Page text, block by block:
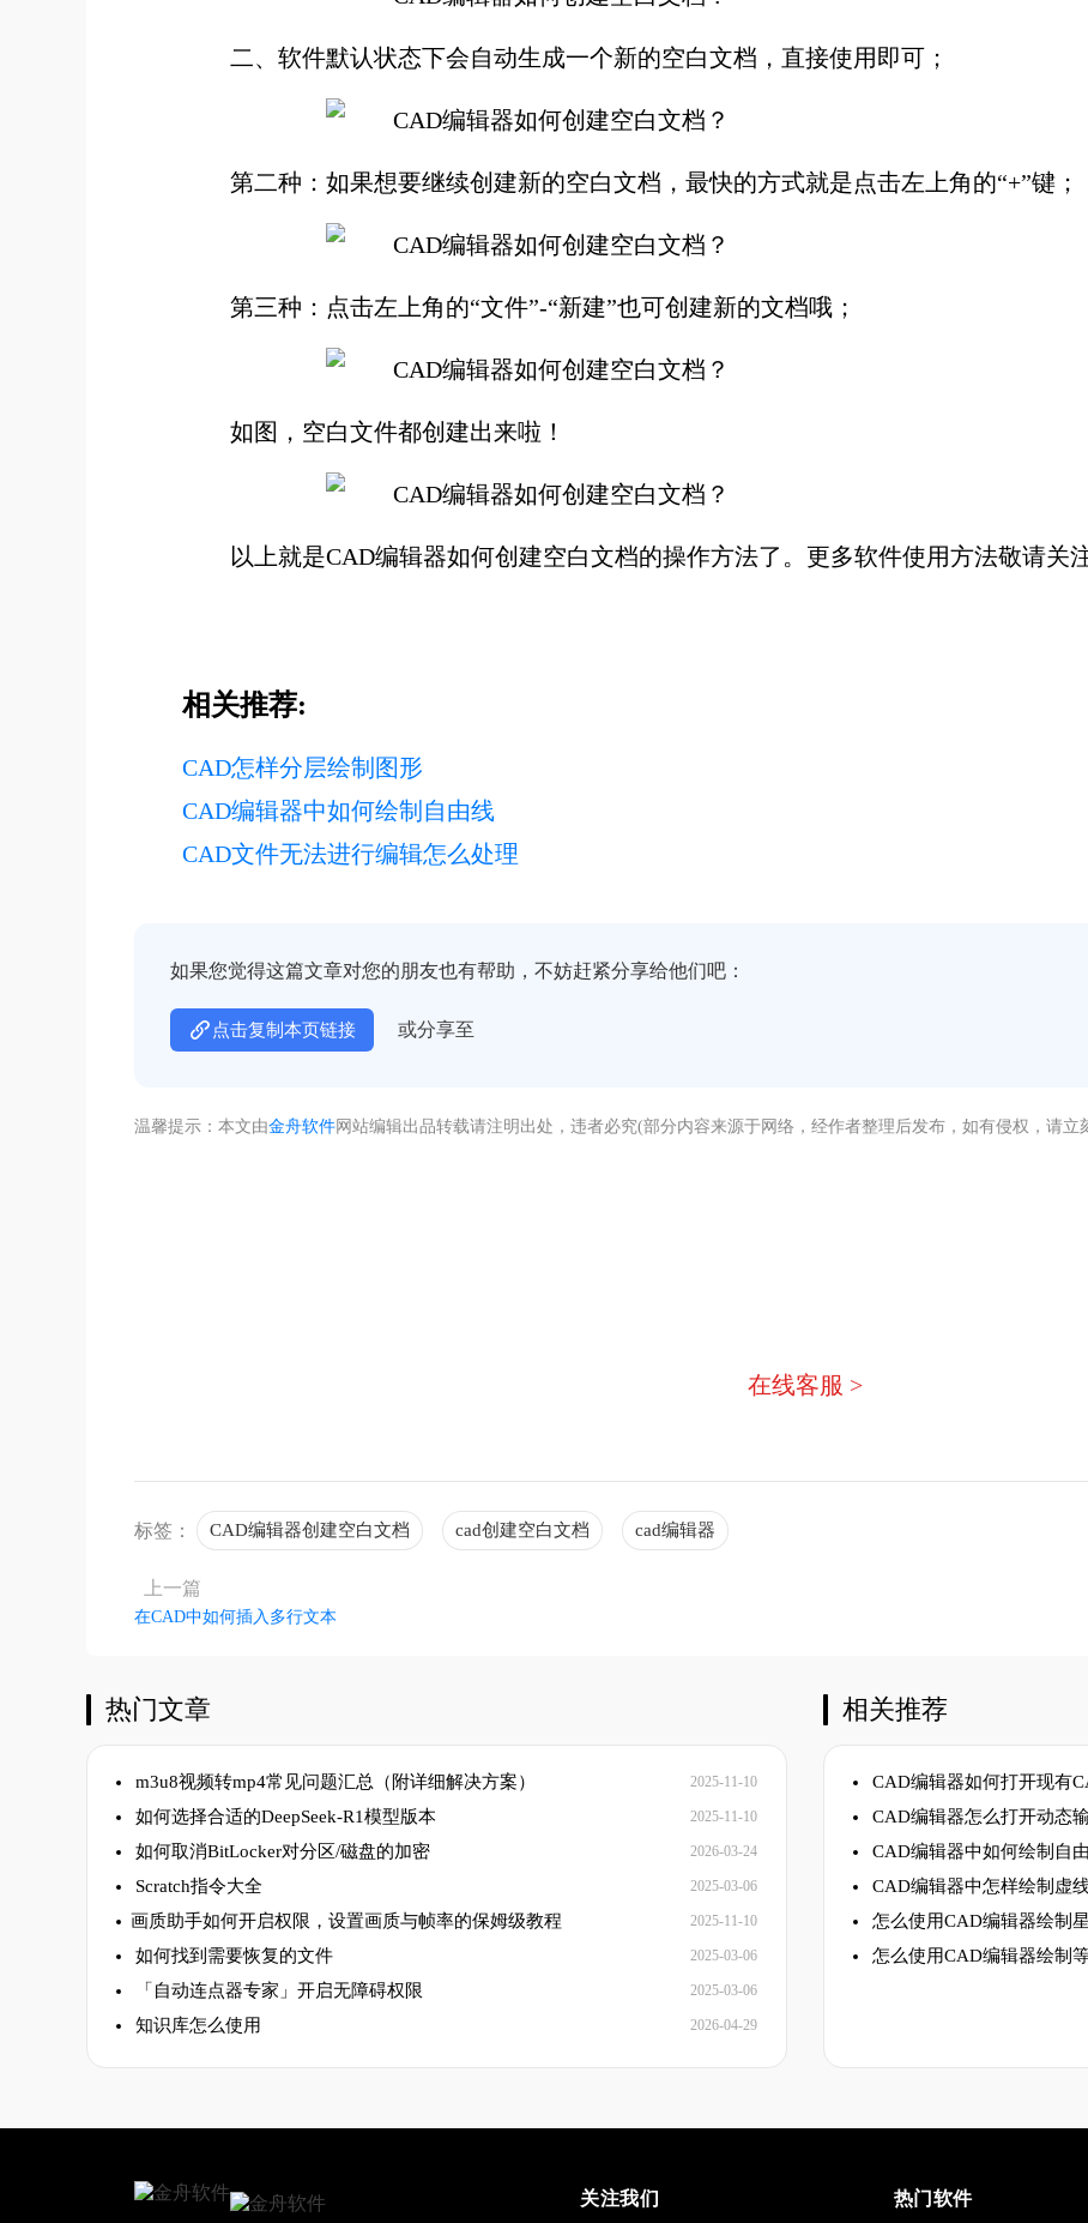
二、软件默认状态下会自动生成一个新的空白文档，直接使用即可；
第二种：如果想要继续创建新的空白文档，最快的方式就是点击左上角的“+”键；
第三种：点击左上角的“文件”-“新建”也可创建新的文档哦；
如图，空白文件都创建出来啦！
以上就是CAD编辑器如何创建空白文档的操作方法了。更多软件使用方法敬请关
相关推荐:
CAD怎样分层绘制图形
CAD编辑器中如何绘制自由线
CAD文件无法进行编辑怎么处理
如果您觉得这篇文章对您的朋友也有帮助，不妨赶紧分享给他们吧：
点击复制本页链接 或分享至
温馨提示：本文由金舟软件网站编辑出品转载请注明出处，违者必究(部分内容来源于网络，经作者整理后发布，如有侵权，请立
在线客服 >
标签： CAD编辑器创建空白文档 cad创建空白文档 cad编辑器
上一篇
在CAD中如何插入多行文本
热门文章
m3u8视频转mp4常见问题汇总（附详细解决方案） 2025-11-10
如何选择合适的DeepSeek-R1模型版本 2025-11-10
如何取消BitLocker对分区/磁盘的加密 2026-03-24
Scratch指令大全 2025-03-06
​画质助手如何开启权限，设置画质与帧率的保姆级教程 2025-11-10
如何找到需要恢复的文件 2025-03-06
「自动连点器专家」开启无障碍权限 2025-03-06
知识库怎么使用 2026-04-29
相关推荐
CAD编辑器如何打开现有
CAD编辑器怎么打开动态
CAD编辑器中如何绘制自
CAD编辑器中怎样绘制虚
怎么使用CAD编辑器绘制
怎么使用CAD编辑器绘制
关注我们 热门软件